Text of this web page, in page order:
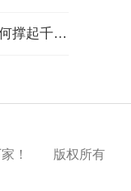
二次元动漫IP文创徽章：一块铁皮如何撑起千亿“谷子经济”？
厂家！ 版权所有